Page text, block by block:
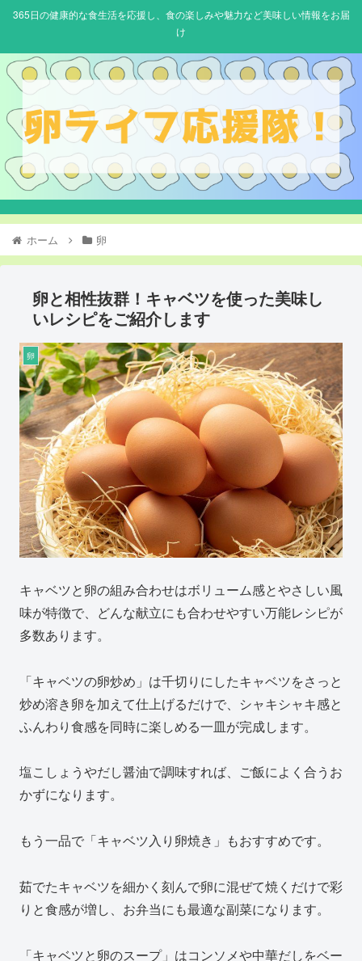
365日の健康的な食生活を応援し、食の楽しみや魅力など美味しい情報をお届
け
ホーム 卵
卵と相性抜群！キャベツを使った美味し
いレシピをご紹介します
卵
キャベツと卵の組み合わせはボリューム感とやさしい風
味が特徴で、どんな献立にも合わせやすい万能レシピが
多数あります。
「キャベツの卵炒め」は千切りにしたキャベツをさっと
炒め溶き卵を加えて仕上げるだけで、シャキシャキ感と
ふんわり食感を同時に楽しめる一皿が完成します。
塩こしょうやだし醤油で調味すれば、ご飯によく合うお
かずになります。
もう一品で「キャベツ入り卵焼き」もおすすめです。
茹でたキャベツを細かく刻んで卵に混ぜて焼くだけで彩
りと食感が増し、お弁当にも最適な副菜になります。
「キャベツと卵のスープ」はコンソメや中華だしをベー